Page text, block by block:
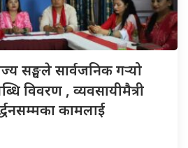
सङ्घले सार्वजनिक गर्‍यो
विवरण , व्यवसायीमैत्री
कामलाई